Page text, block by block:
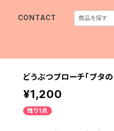
CONTACT
どうぶつブローチ「ブタの
¥1,200
残り1点